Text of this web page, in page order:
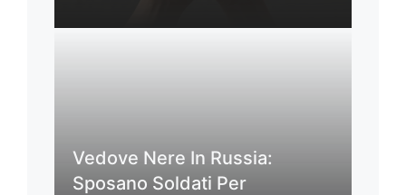
Vedove Nere In Russia:
Sposano Soldati Per